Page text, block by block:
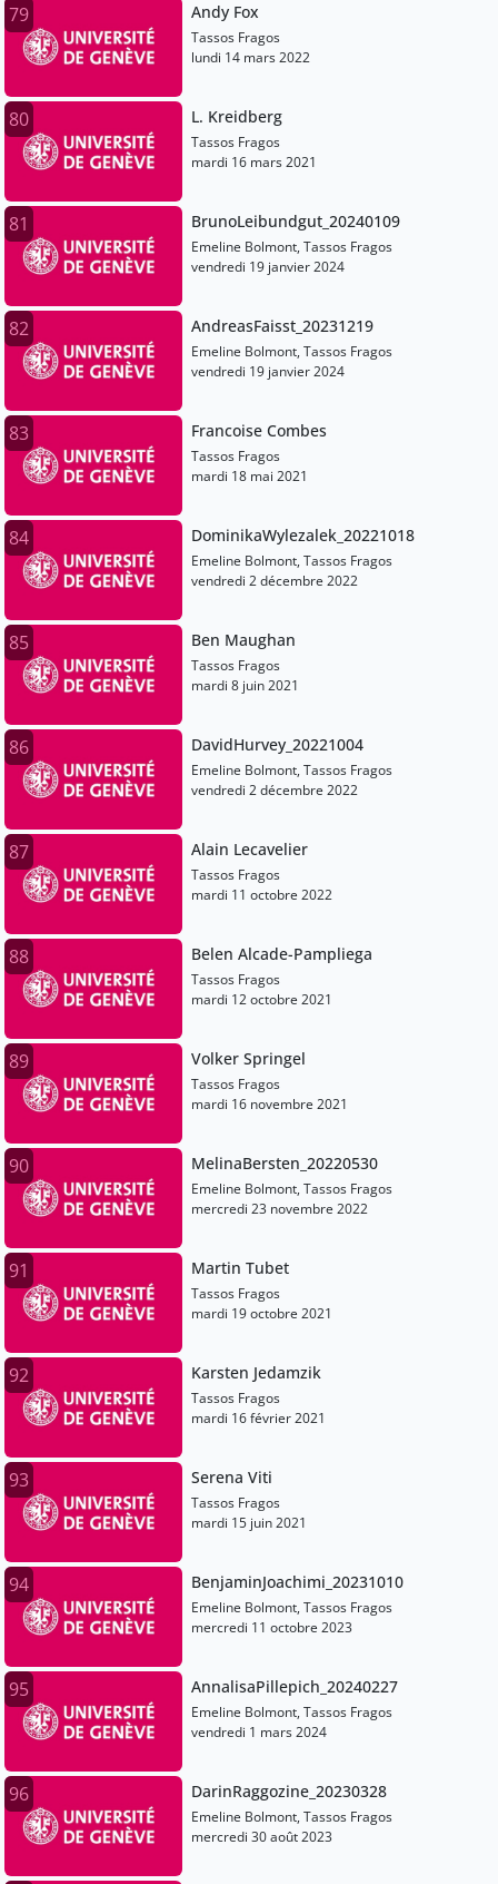
79 Andy Fox
Tassos Fragos
lundi 14 mars 2022
80 L. Kreidberg
Tassos Fragos
mardi 16 mars 2021
81 BrunoLeibundgut_20240109
Emeline Bolmont, Tassos Fragos
vendredi 19 janvier 2024
82 AndreasFaisst_20231219
Emeline Bolmont, Tassos Fragos
vendredi 19 janvier 2024
83 Francoise Combes
Tassos Fragos
mardi 18 mai 2021
84 DominikaWylezalek_20221018
Emeline Bolmont, Tassos Fragos
vendredi 2 décembre 2022
85 Ben Maughan
Tassos Fragos
mardi 8 juin 2021
86 DavidHurvey_20221004
Emeline Bolmont, Tassos Fragos
vendredi 2 décembre 2022
87 Alain Lecavelier
Tassos Fragos
mardi 11 octobre 2022
88 Belen Alcade-Pampliega
Tassos Fragos
mardi 12 octobre 2021
89 Volker Springel
Tassos Fragos
mardi 16 novembre 2021
90 MelinaBersten_20220530
Emeline Bolmont, Tassos Fragos
mercredi 23 novembre 2022
91 Martin Tubet
Tassos Fragos
mardi 19 octobre 2021
92 Karsten Jedamzik
Tassos Fragos
mardi 16 février 2021
93 Serena Viti
Tassos Fragos
mardi 15 juin 2021
94 BenjaminJoachimi_20231010
Emeline Bolmont, Tassos Fragos
mercredi 11 octobre 2023
95 AnnalisaPillepich_20240227
Emeline Bolmont, Tassos Fragos
vendredi 1 mars 2024
96 DarinRaggozine_20230328
Emeline Bolmont, Tassos Fragos
mercredi 30 août 2023